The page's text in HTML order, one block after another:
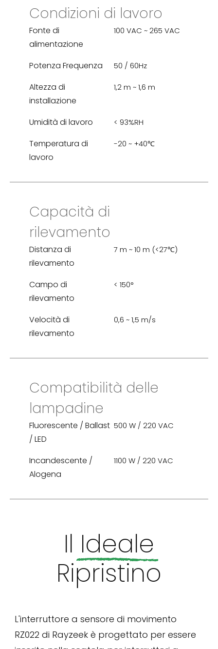
Condizioni di lavoro
Fonte di
alimentazione
100 VAC ~ 265 VAC
Potenza Frequenza 50 / 60Hz
Altezza di
installazione
1,2 m ~ 1,6 m
Umidità di lavoro < 93%RH
Temperatura di
lavoro
-20 ~ +40℃
Capacità di
rilevamento
Distanza di
rilevamento
7 m ~ 10 m (<27℃)
Campo di
rilevamento
< 150°
Velocità di
rilevamento
0,6 ~ 1,5 m/s
Compatibilità delle
lampadine
Fluorescente / Ballast
/ LED
500 W / 220 VAC
Incandescente /
Alogena
1100 W / 220 VAC
Il Ideale
Ripristino
L'interruttore a sensore di movimento
RZ022 di Rayzeek è progettato per essere